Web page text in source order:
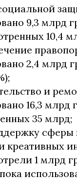
9,3 млрд
10,4
2,4 млрд
и
16,3 млрд
35 млрд;
сферы
креативных
1 млрд